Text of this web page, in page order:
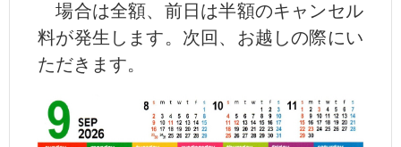
場合は全額、前日は半額のキャンセル
料が発生します。次回、お越しの際にい
ただきます。